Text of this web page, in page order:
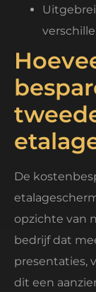
De
opzichte van
bedrijf dat
presentaties,
dit een